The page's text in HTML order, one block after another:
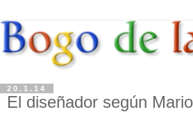
20.1.14
El diseñador según